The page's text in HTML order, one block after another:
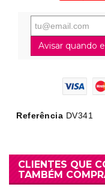
Avisar quando
Referência DV341
CLIENTES QUE
TAMBÉM